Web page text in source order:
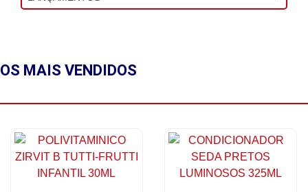
OS MAIS VENDIDOS